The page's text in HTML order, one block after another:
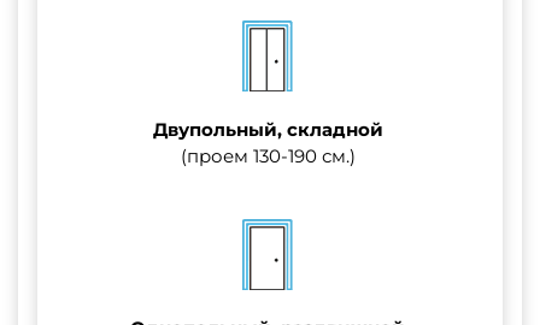
Двупольный, складной
(проем 130-190 см.)